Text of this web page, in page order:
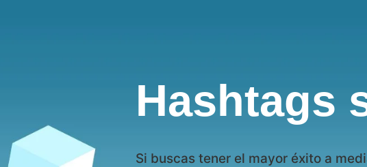
Hashtags
Si buscas tener el mayor éxito a